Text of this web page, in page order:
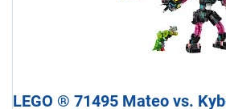
LEGO ® 71495 Mateo vs.